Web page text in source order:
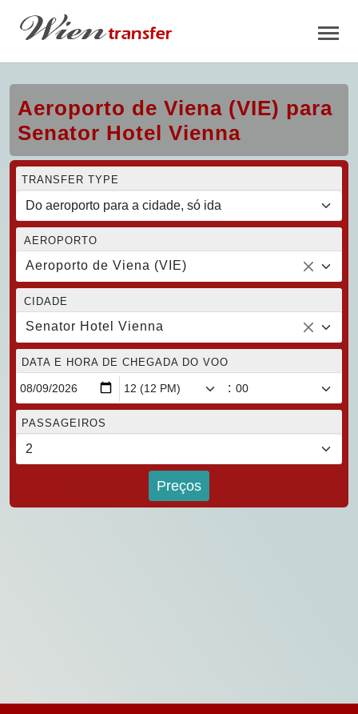
Aeroporto de Viena (VIE) para
Senator Hotel Vienna
TRANSFER TYPE
AEROPORTO
Aeroporto de Viena (VIE)
CIDADE
Senator Hotel Vienna
DATA E HORA DE CHEGADA DO VOO
:
PASSAGEIROS
Preços